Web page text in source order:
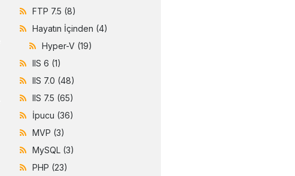
FTP 7.5 (8)
Hayatın İçinden (4)
Hyper-V (19)
IIS 6 (1)
IIS 7.0 (48)
IIS 7.5 (65)
İpucu (36)
MVP (3)
MySQL (3)
PHP (23)